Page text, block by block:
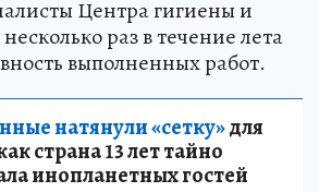
Центра гигиены и
раз в течение лета
выполненных работ.
натянули «сетку»для
страна 13 лет тайно
инопланетных гостей